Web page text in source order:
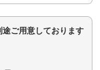
ご用意しております